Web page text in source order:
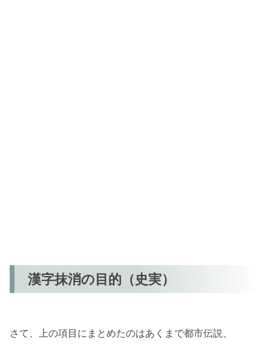
漢字抹消の目的（史実）
さて、上の項目にまとめたのはあくまで都市伝説、